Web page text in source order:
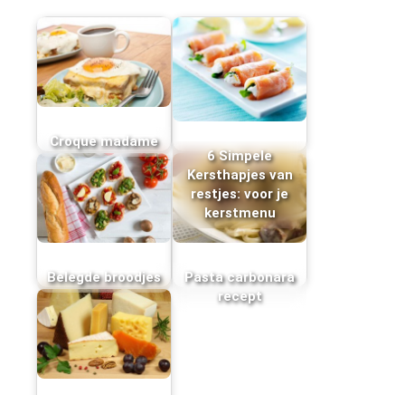
Croque madame
6 Simpele
Kersthapjes van
restjes: voor je
kerstmenu
Belegde broodjes
Pasta carbonara
recept